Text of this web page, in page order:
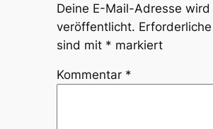
Deine E-Mail-Adresse
veröffentlicht.
sind mit * markiert
Kommentar *